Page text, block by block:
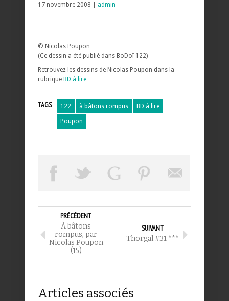
17 novembre 2008 | admin
© Nicolas Poupon
(Ce dessin a été publié dans BoDoï 122)
Retrouvez les dessins de Nicolas Poupon dans la
rubrique BD à lire
TAGS 122 à bâtons rompus BD à lire
Poupon
PRÉCÉDENT
À bâtons
rompus, par
Nicolas Poupon
(15)
SUIVANT
Thorgal #31 ***
Articles associés